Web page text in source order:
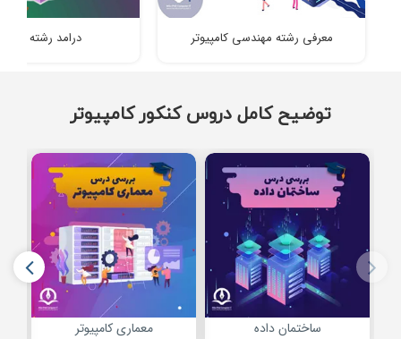
معرفی رشته مهندسی کامپیوتر درامد رشته
توضیح کامل دروس کنکور کامپیوتر
ساختمان داده معماری کامپیوتر